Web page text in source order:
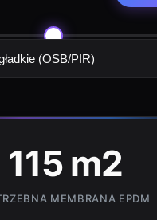
115 m2
MEMBRANA EPDM